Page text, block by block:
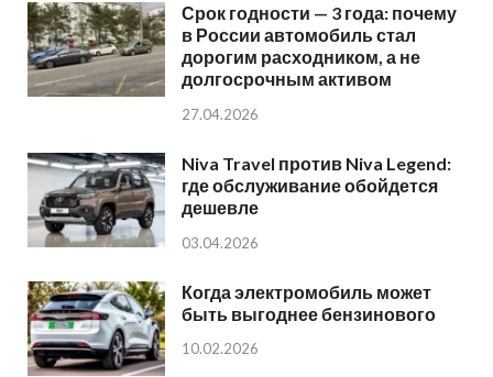
Срок годности — 3 года: почему
в России автомобиль стал
дорогим расходником, а не
долгосрочным активом
27.04.2026
Niva Travel против Niva Legend:
где обслуживание обойдется
дешевле
03.04.2026
Когда электромобиль может
быть выгоднее бензинового
10.02.2026